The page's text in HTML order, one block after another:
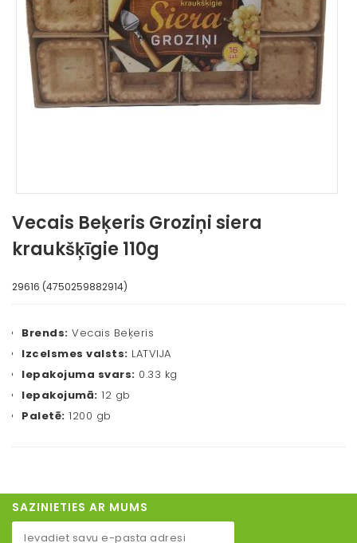
Vecais Beķeris Groziņi siera
kraukšķīgie 110g
29616 (4750259882914)
Brends: Vecais Beķeris
Izcelsmes valsts: LATVIJA
Iepakojuma svars: 0.33 kg
Iepakojumā: 12 gb
Paletē: 1200 gb
SAZINIETIES AR MUMS